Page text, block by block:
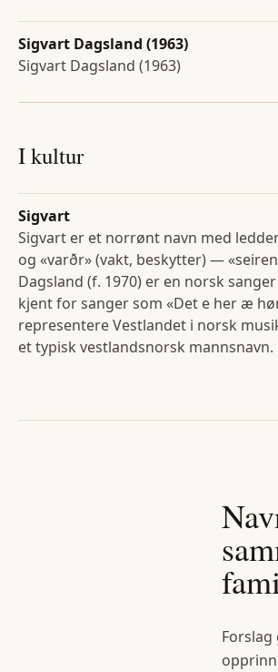
Sigvart Dagsland (1963)
Sigvart Dagsland (1963)
I kultur
Sigvart
Sigvart er et norrønt navn med
og «varðr» (vakt, beskytter) —
Dagsland (f. 1970) er en norsk
kjent for sanger som «Det e her æ
representere Vestlandet i norsk
et typisk vestlandsnorsk mannsnavn.